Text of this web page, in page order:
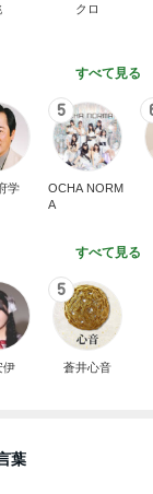
クロ
すべて見る
学
5
OCHA NORM
A
すべて見る
伊
5
蒼井心音
葉